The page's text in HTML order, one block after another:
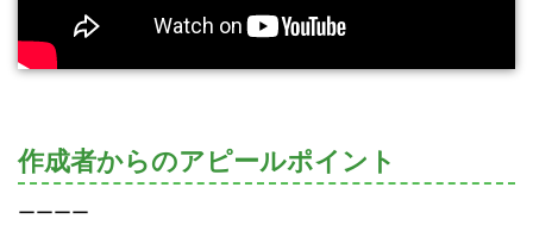
作成者からのアピールポイント
ーーーー